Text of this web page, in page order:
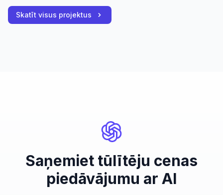
Skatīt visus projektus
Saņemiet tūlītēju cenas
piedāvājumu ar AI